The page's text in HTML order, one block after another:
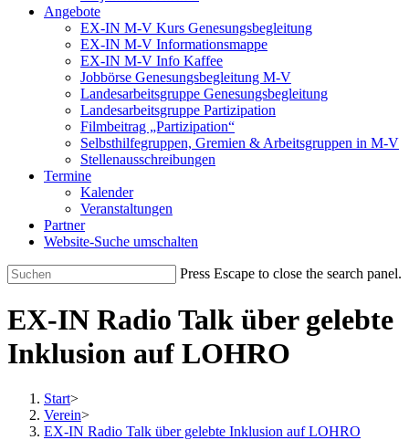
Angebote
EX-IN M-V Kurs Genesungsbegleitung
EX-IN M-V Informationsmappe
EX-IN M-V Info Kaffee
Jobbörse Genesungsbegleitung M-V
Landesarbeitsgruppe Genesungsbegleitung
Landesarbeitsgruppe Partizipation
Filmbeitrag „Partizipation“
Selbsthilfegruppen, Gremien & Arbeitsgruppen in M-V
Stellenausschreibungen
Termine
Kalender
Veranstaltungen
Partner
Website-Suche umschalten
Press Escape to close the search panel.
EX-IN Radio Talk über gelebte
Inklusion auf LOHRO
Start>
Verein>
EX-IN Radio Talk über gelebte Inklusion auf LOHRO